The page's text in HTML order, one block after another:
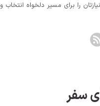
را برای مسیر دلخواه انتخاب و
سفر